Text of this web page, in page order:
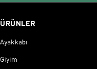
ÜRÜNLER
Ayakkabı
Giyim